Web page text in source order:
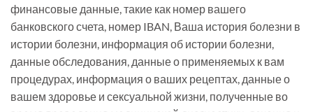
финансовые данные, такие как номер вашего
банковского счета, номер IBAN, Ваша история болезни в
истории болезни, информация об истории болезни,
данные обследования, данные о применяемых к вам
процедурах, информация о ваших рецептах, данные о
вашем здоровье и сексуальной жизни, полученные во